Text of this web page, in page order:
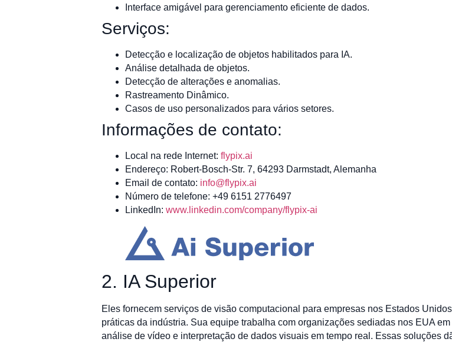
Interface amigável para gerenciamento eficiente de dados.
Serviços:
Detecção e localização de objetos habilitados para IA.
Análise detalhada de objetos.
Detecção de alterações e anomalias.
Rastreamento Dinâmico.
Casos de uso personalizados para vários setores.
Informações de contato:
Local na rede Internet: flypix.ai
Endereço: Robert-Bosch-Str. 7, 64293 Darmstadt, Alemanha
Email de contato: info@flypix.ai
Número de telefone: +49 6151 2776497
LinkedIn: www.linkedin.com/company/flypix-ai
2. IA Superior
Eles fornecem serviços de visão computacional para empresas nos Estados
práticas da indústria. Sua equipe trabalha com organizações sediadas nos EUA
análise de vídeo e interpretação de dados visuais em tempo real. Essas soluções